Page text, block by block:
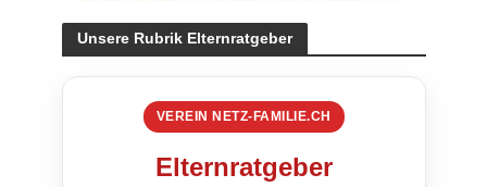
Unsere Rubrik Elternratgeber
VEREIN NETZ-FAMILIE.CH
Elternratgeber